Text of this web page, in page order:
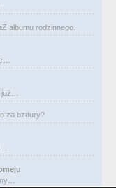
Z albumu rodzinnego.
za bzdury?